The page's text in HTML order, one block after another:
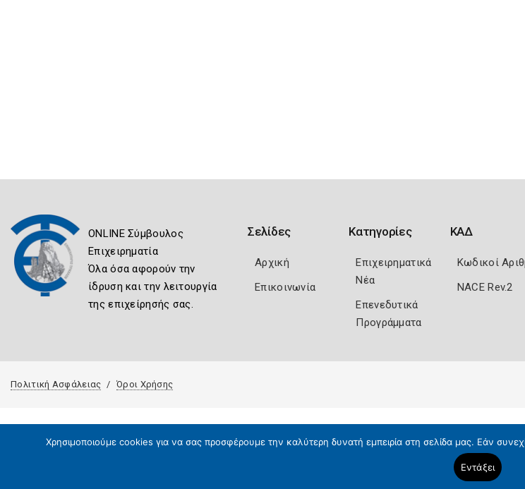
ONLINE Σύμβουλος
Επιχειρηματία
Όλα όσα αφορούν την
ίδρυση και την λειτουργία
της επιχείρησής σας.
Σελίδες
Αρχική
Επικοινωνία
Κατηγορίες
Επιχειρηματικά
Νέα
Επενεδυτικά
Προγράμματα
ΚΑΔ
Κωδικοί
NACE Rev.2
Πολιτική Ασφάλειας Όροι Χρήσης
Χρησιμοποιούμε cookies για να σας προσφέρουμε την καλύτερη δυνατή εμπειρία στη σελίδα μας. Εάν
Εντάξει